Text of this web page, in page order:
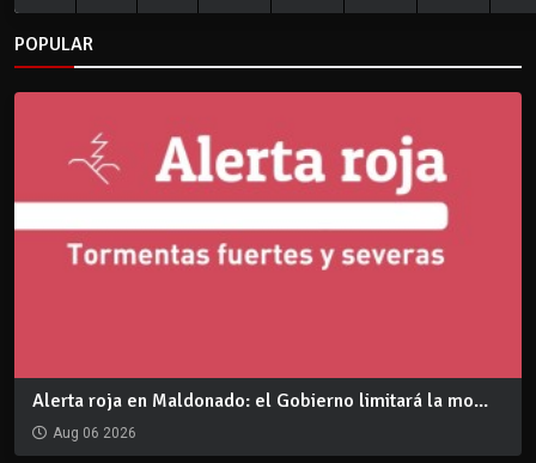
POPULAR
Alerta roja en Maldonado: el Gobierno limitará la mo...
Aug 06 2026